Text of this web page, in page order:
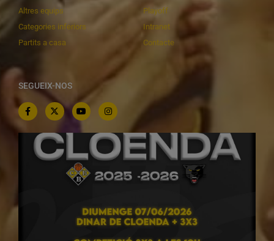
Altres equips
Categories inferiors
Partits a casa
Playoff
Intranet
Contacte
SEGUEIX-NOS